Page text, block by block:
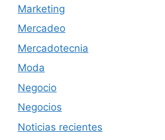
Marketing
Mercadeo
Mercadotecnia
Moda
Negocio
Negocios
Noticias recientes